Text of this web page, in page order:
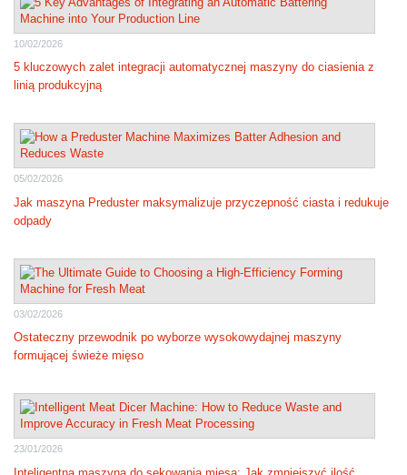
10/02/2026
5 kluczowych zalet integracji automatycznej maszyny do ciasienia z
linią produkcyjną
05/02/2026
Jak maszyna Preduster maksymalizuje przyczepność ciasta i redukuje
odpady
03/02/2026
Ostateczny przewodnik po wyborze wysokowydajnej maszyny
formującej świeże mięso
23/01/2026
Inteligentna maszyna do sekowania mięsa: Jak zmniejszyć ilość